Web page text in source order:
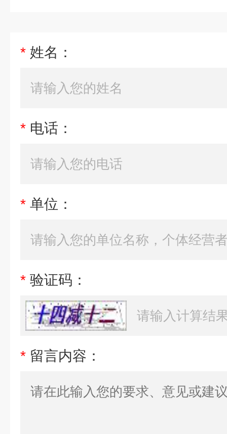
* 姓名：
* 电话：
* 单位：
* 验证码：
* 留言内容：